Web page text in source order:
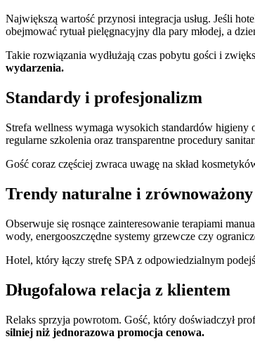
Największą wartość przynosi integracja usług. Jeśli
obejmować rytuał pielęgnacyjny dla pary młodej, a
Takie rozwiązania wydłużają czas pobytu gości i
wydarzenia.
Standardy i profesjonalizm
Strefa wellness wymaga wysokich standardów
regularne szkolenia oraz transparentne procedury
Gość coraz częściej zwraca uwagę na skład
Trendy naturalne i
Obserwuje się rosnące zainteresowanie terapiami
wody, energooszczędne systemy grzewcze czy
Hotel, który łączy strefę SPA z odpowiedzialnym
Długofalowa relacja z klientem
Relaks sprzyja powrotom. Gość, który doświadczył
silniej niż jednorazowa promocja cenowa.